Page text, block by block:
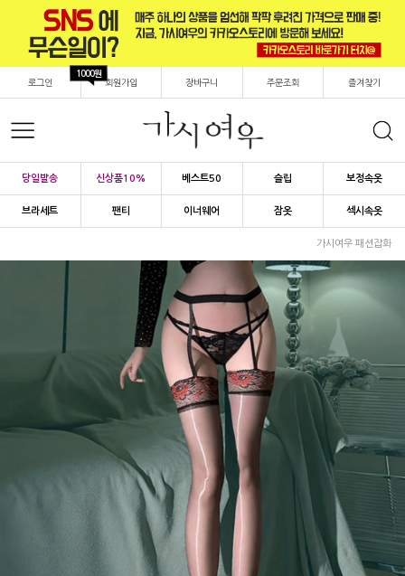
로그인 회원가입
1000원
장바구니 주문조회 즐겨찾기
당일발송 신상품10% 베스트50 슬립 보정속옷
브라세트 팬티 이너웨어 잠옷 섹시속옷
가시여우 패션잡화